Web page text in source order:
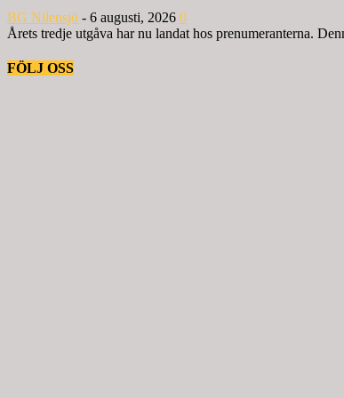
BG Nilensjö - 6 augusti, 2026 0
Årets tredje utgåva har nu landat hos prenumeranterna.
FÖLJ OSS